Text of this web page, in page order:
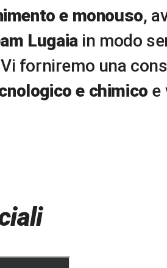
e monouso,
Lugaiain modo
forniremo una
e chimico e